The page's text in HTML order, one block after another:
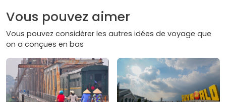
Vous pouvez aimer
Vous pouvez considérer les autres idées de voyage que
on a conçues en bas